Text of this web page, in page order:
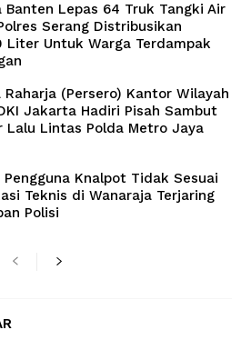
Banten Lepas 64 Truk Tangki Air
Serang Distribusikan
Liter Untuk Warga Terdampak
Raharja (Persero) Kantor Wilayah
Jakarta Hadiri Pisah Sambut
Lalu Lintas Polda Metro Jaya
Pengguna Knalpot Tidak Sesuai
Teknis di Wanaraja Terjaring
Polisi